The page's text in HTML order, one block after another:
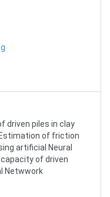
driven piles in clay
of friction
artificial Neural
of driven
Netwwork